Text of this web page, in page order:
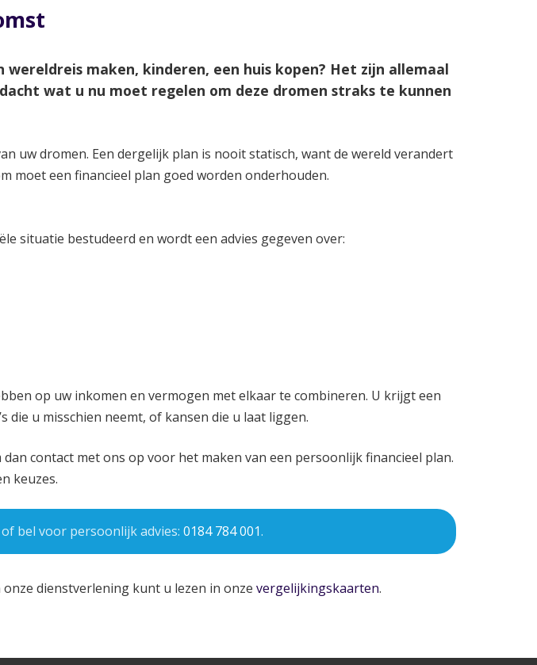
maken, kinderen, een huis kopen? Het zijn allemaal
wat u nu moet regelen om deze dromen straks te kunnen
uw dromen. Een dergelijk plan is nooit statisch, want de wereld verandert
moet een financieel plan goed worden onderhouden.
situatie bestudeerd en wordt een advies gegeven over:
op uw inkomen en vermogen met elkaar te combineren. U krijgt een
die u misschien neemt, of kansen die u laat liggen.
contact met ons op voor het maken van een persoonlijk financieel plan.
keuzes.
bel voor persoonlijk advies: 0184 784 001.
dienstverlening kunt u lezen in onze vergelijkingskaarten.